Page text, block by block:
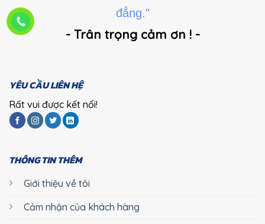
đẳng."
- Trân trọng cảm ơn ! -
THÔNG TIN THÊM
Giới thiệu về tôi
Cảm nhận của khách hàng
YÊU CẦU LIÊN HỆ
Rất vui được kết nối!